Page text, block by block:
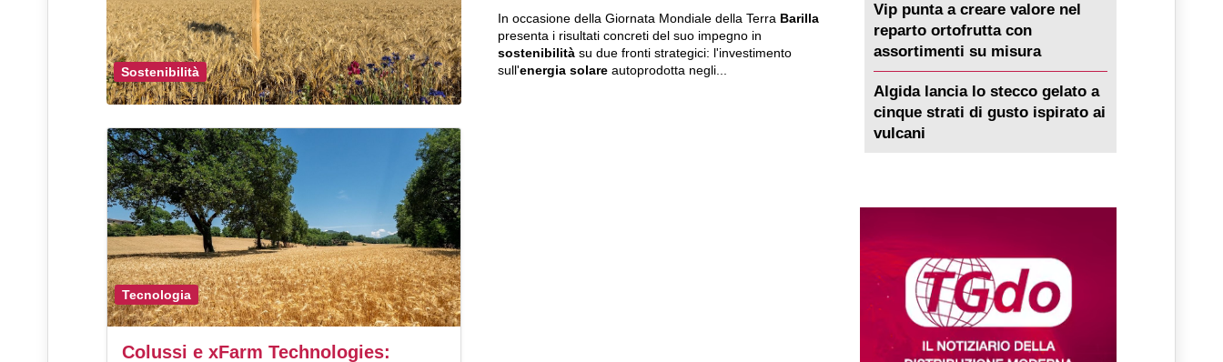
Sostenibilità
In occasione della Giornata Mondiale della Terra Barilla
presenta i risultati concreti del suo impegno in
sostenibilità su due fronti strategici: l'investimento
sull'energia solare autoprodotta negli...
Tecnologia
Colussi e xFarm Technologies:
Vip punta a creare valore nel
reparto ortofrutta con
assortimenti su misura
Algida lancia lo stecco gelato a
cinque strati di gusto ispirato ai
vulcani